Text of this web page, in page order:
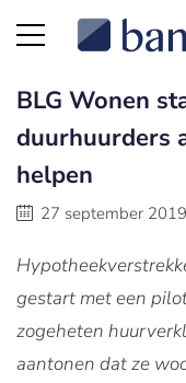
BLG Wonen
duurhuurders
helpen
27 september 2019
gestart met een
zogeheten
aantonen dat ze